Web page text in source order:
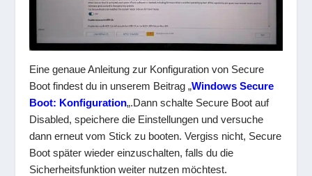
Eine genaue Anleitung zur Konfiguration von Secure
Boot findest du in unserem Beitrag „Windows Secure
Boot: Konfiguration„.Dann schalte Secure Boot auf
Disabled, speichere die Einstellungen und versuche
dann erneut vom Stick zu booten. Vergiss nicht, Secure
Boot später wieder einzuschalten, falls du die
Sicherheitsfunktion weiter nutzen möchtest.